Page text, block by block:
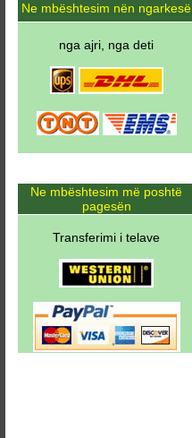
Ne mbështesim nën ngarkesë
nga ajri, nga deti
Ne mbështesim më poshtë
pagesën
Transferimi i telave